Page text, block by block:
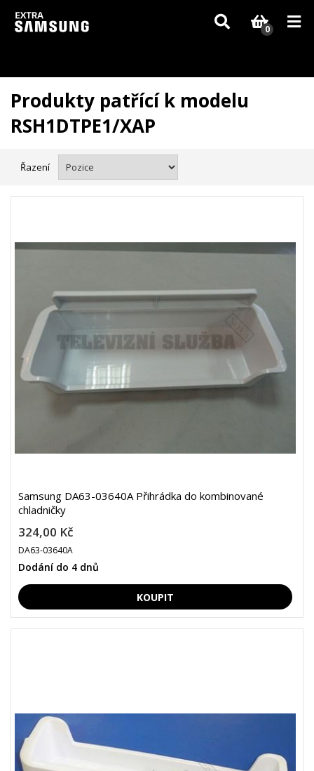
Vzhledem k aktuální situaci se může dodání dílů, které nejsou skladem,
zpozdit. Děkujeme za pochopení.
0
Produkty patřící k modelu
RSH1DTPE1/XAP
Řazení
Samsung DA63-03640A Přihrádka do kombinované
chladničky
324,00 Kč
DA63-03640A
Dodání do 4 dnů